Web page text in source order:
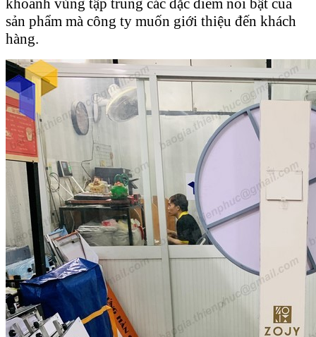
khoanh vùng tập trung các đặc điểm nổi bật của
sản phẩm mà công ty muốn giới thiệu đến khách
hàng.